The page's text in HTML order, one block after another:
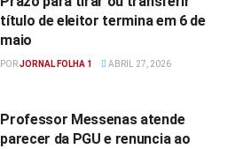
título de eleitor termina em 6 de
maio
PORJORNAL FOLHA 1 ABRIL 27, 2026
Professor Messenas atende
parecer da PGU e renuncia ao